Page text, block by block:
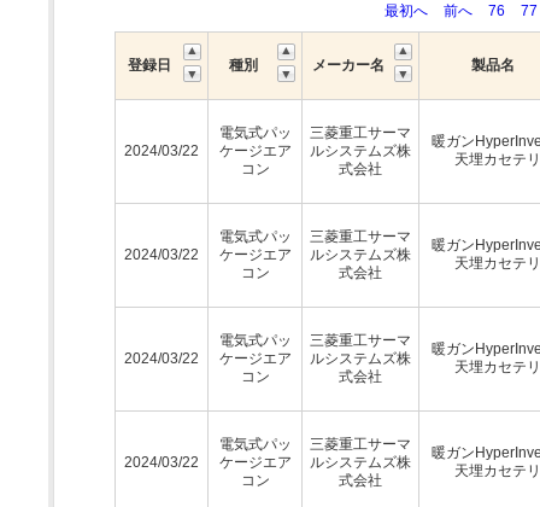
最初へ
前へ 76 77
登録日 種別 メーカー名 製品名
2024/03/22
電気式パッ
ケージエア
コン
三菱重工サーマ
ルシステムズ株
式会社
暖ガン
天埋カセテ
2024/03/22
電気式パッ
ケージエア
コン
三菱重工サーマ
ルシステムズ株
式会社
暖ガン
天埋カセテ
2024/03/22
電気式パッ
ケージエア
コン
三菱重工サーマ
ルシステムズ株
式会社
暖ガン
天埋カセテ
2024/03/22
電気式パッ
ケージエア
コン
三菱重工サーマ
ルシステムズ株
式会社
暖ガン
天埋カセテ